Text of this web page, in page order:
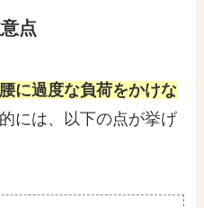
点
腰に過度な負荷をかけな
には、以下の点が挙げ